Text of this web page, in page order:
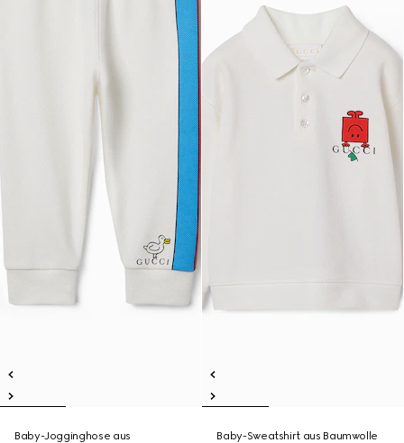
Baby-Jogginghose aus
Baby-Sweatshirt aus Baumwolle